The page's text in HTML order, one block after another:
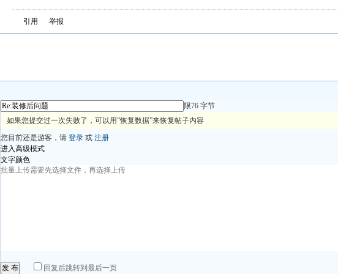
引用 举报
限76 字节
如果您提交过一次失败了，可以用”恢复数据”来恢复帖子内容
您目前还是游客，请 登录 或 注册
进入高级模式
文字颜色
发 布 回复后跳转到最后一页